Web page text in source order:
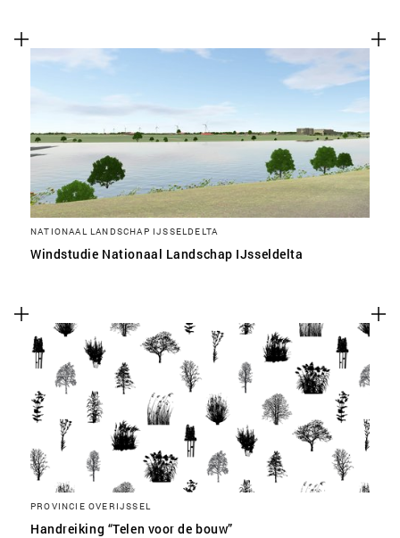
NATIONAAL LANDSCHAP IJSSELDELTA
Windstudie Nationaal Landschap IJsseldelta
PROVINCIE OVERIJSSEL
Handreiking “Telen voor de bouw”